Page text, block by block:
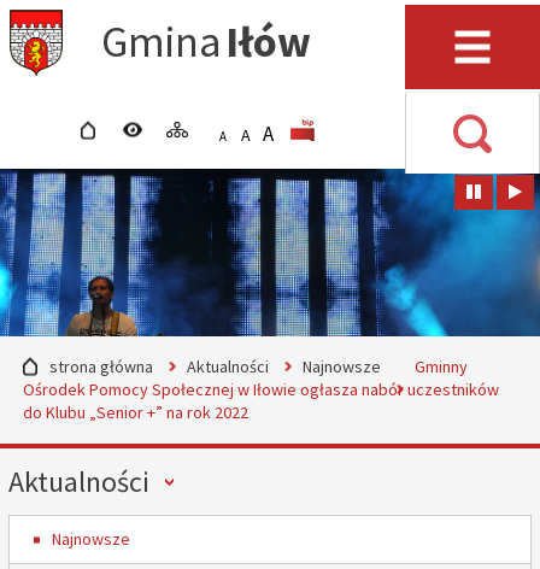
Przejdź do głównego
menu
Przejdź do treści
Przejdź do wyszukiwarki
Przejdź do mapy serwisu
Gmina Iłów Menu
strona głównawersja kontrastowa
mapa serwisu
APOMNIEJSZ CZCIONKĘ
A STANDARDOWY ROZMIAR
A POWIĘKSZ CZCIONKĘ
rozmiar czcionki
strona główna Aktualności Najnowsze
Gminny
Ośrodek Pomocy Społecznej w Iłowie ogłasza nabór uczestników
do Klubu „Senior +” na rok 2022
Menu
Aktualności
Najnowsze